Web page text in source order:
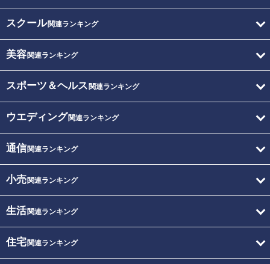
スクール関連ランキング
美容関連ランキング
スポーツ＆ヘルス 関連ランキング
ウエディング関連ランキング
通信関連ランキング
小売関連ランキング
生活関連ランキング
住宅関連ランキング